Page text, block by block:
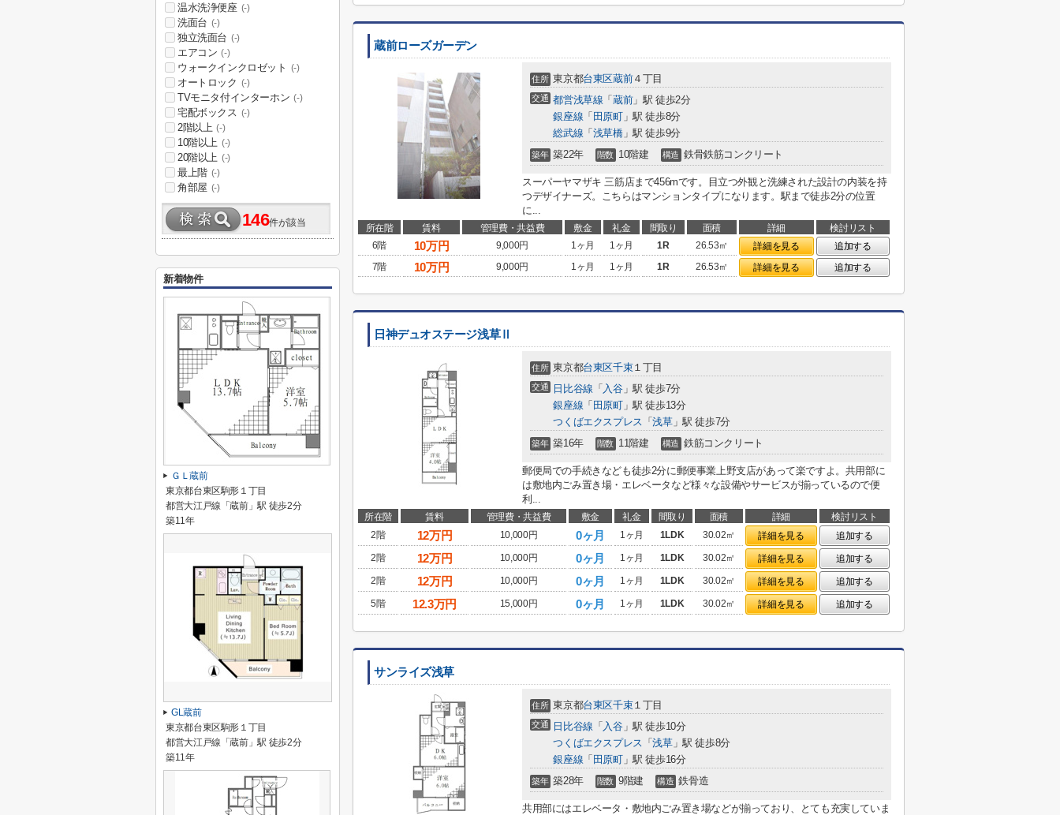
蔵前ローズガーデン
住所 東京都台東区蔵前４丁目
交通 都営浅草線 「 蔵前」駅 徒歩2分
銀座線 「 田原町」駅 徒歩8分
総武線 「 浅草橋」駅 徒歩9分
築年 築22年 階数 10階建 構造 鉄骨鉄筋コンクリート
スーパーヤマザキ 三筋店まで456mです。目立つ外観と洗練された設計の内装を持
つデザイナーズ。こちらはマンションタイプになります。駅まで徒歩2分の位置
に...
所在階 賃料 管理費・共益費 敷金 礼金 間取り 面積 詳細
検討リスト
6階
10万円 9,000円 1ヶ月 1ヶ月 1R 26.53㎡ 詳細を見る
追加する
7階
10万円 9,000円 1ヶ月 1ヶ月 1R 26.53㎡ 詳細を見る 追加する
日神デュオステージ浅草Ⅱ
住所 東京都台東区千束１丁目
交通 日比谷線 「 入谷」駅 徒歩7分
銀座線 「 田原町」駅 徒歩13分
つくばエクスプレス 「浅草」駅 徒歩7分
築年 築16年 階数 11階建 構造 鉄筋コンクリート
郵便局での手続きなども徒歩2分に郵便事業上野支店があって楽ですよ。共用部に
は敷地内ごみ置き場・エレベータなど様々な設備やサービスが揃っているので便
利...
所在階 賃料 管理費・共益費 敷金 礼金 間取り 面積 詳細
検討リスト
2階
12万円 10,000円 0ヶ月 1ヶ月 1LDK 30.02㎡ 詳細を見る
追加する
2階
12万円 10,000円 0ヶ月 1ヶ月 1LDK 30.02㎡ 詳細を見る
追加する
2階
12万円 10,000円 0ヶ月 1ヶ月 1LDK 30.02㎡ 詳細を見る
追加する
5階
12.3万円 15,000円 0ヶ月 1ヶ月 1LDK 30.02㎡ 詳細を見る 追加する
サンライズ浅草
住所 東京都台東区千束１丁目
交通 日比谷線 「 入谷」駅 徒歩10分
つくばエクスプレス 「浅草」駅 徒歩8分
銀座線 「 田原町」駅 徒歩16分
築年 築28年 階数 9階建 構造 鉄骨造
共用部にはエレベータ・敷地内ごみ置き場などが揃っており、とても充実していま
温水洗浄便座 (-)
洗面台 (-)
独立洗面台 (-)
エアコン (-)
ウォークインクロゼット (-)
オートロック (-)
TVモニタ付インターホン (-)
宅配ボックス (-)
2階以上 (-)
10階以上 (-)
20階以上 (-)
最上階 (-)
角部屋 (-)
146件が該当
新着物件
ＧＬ蔵前
東京都台東区駒形１丁目
都営大江戸線「蔵前」駅 徒歩2分
築11年
GL蔵前
東京都台東区駒形１丁目
都営大江戸線「蔵前」駅 徒歩2分
築11年